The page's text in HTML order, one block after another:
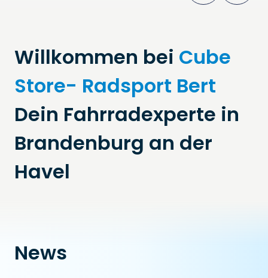
Willkommen bei Cube
Store- Radsport Bert
Dein Fahrradexperte in
Brandenburg an der
Havel
News